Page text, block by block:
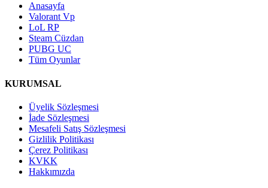
Anasayfa
Valorant Vp
LoL RP
Steam Cüzdan
PUBG UC
Tüm Oyunlar
KURUMSAL
Üyelik Sözleşmesi
İade Sözleşmesi
Mesafeli Satış Sözleşmesi
Gizlilik Politikası
Çerez Politikası
KVKK
Hakkımızda